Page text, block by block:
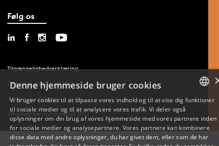
Følg os
Tilgængelighedserklæring
Databeskyttelse på SDU
Cookie-indstillinger
Whistleblowerordning på SDU
ENGLISH
Denne hjemmeside bruger cookies
Vi bruger cookies til at tilpasse vores indhold og til at vise dig funktioner
til sociale medier og til at analysere vores trafik. Vi deler også
oplysninger om din brug af vores hjemmeside med vores partnere inden
for sociale medier og analysepartnere. Vores partnere kan kombinere
disse data med andre oplysninger, du har givet dem, eller som de har